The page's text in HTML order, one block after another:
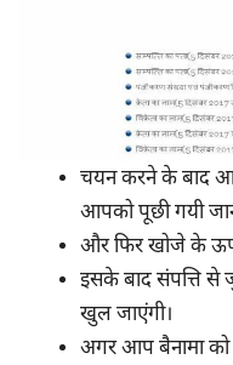
चयन करने के बाद
आपको पूछी गयी
और फिर खोजे के
इसके बाद संपत्ति से
खुल जाएंगी।
अगर आप बैनामा को